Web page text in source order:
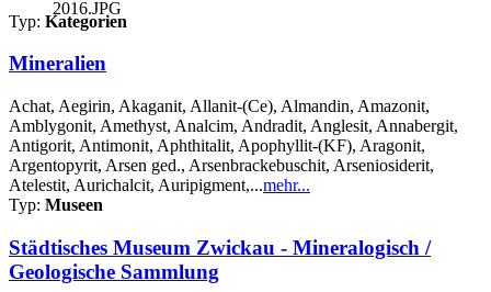
Typ: Kategorien
Mineralien
Achat, Aegirin, Akaganit, Allanit-(Ce), Almandin, Amazonit,
Amblygonit, Amethyst, Analcim, Andradit, Anglesit, Annabergit,
Antigorit, Antimonit, Aphthitalit, Apophyllit-(KF), Aragonit,
Argentopyrit, Arsen ged., Arsenbrackebuschit, Arseniosiderit,
Atelestit, Aurichalcit, Auripigment,...mehr...
Typ: Museen
Städtisches Museum Zwickau - Mineralogisch /
Geologische Sammlung